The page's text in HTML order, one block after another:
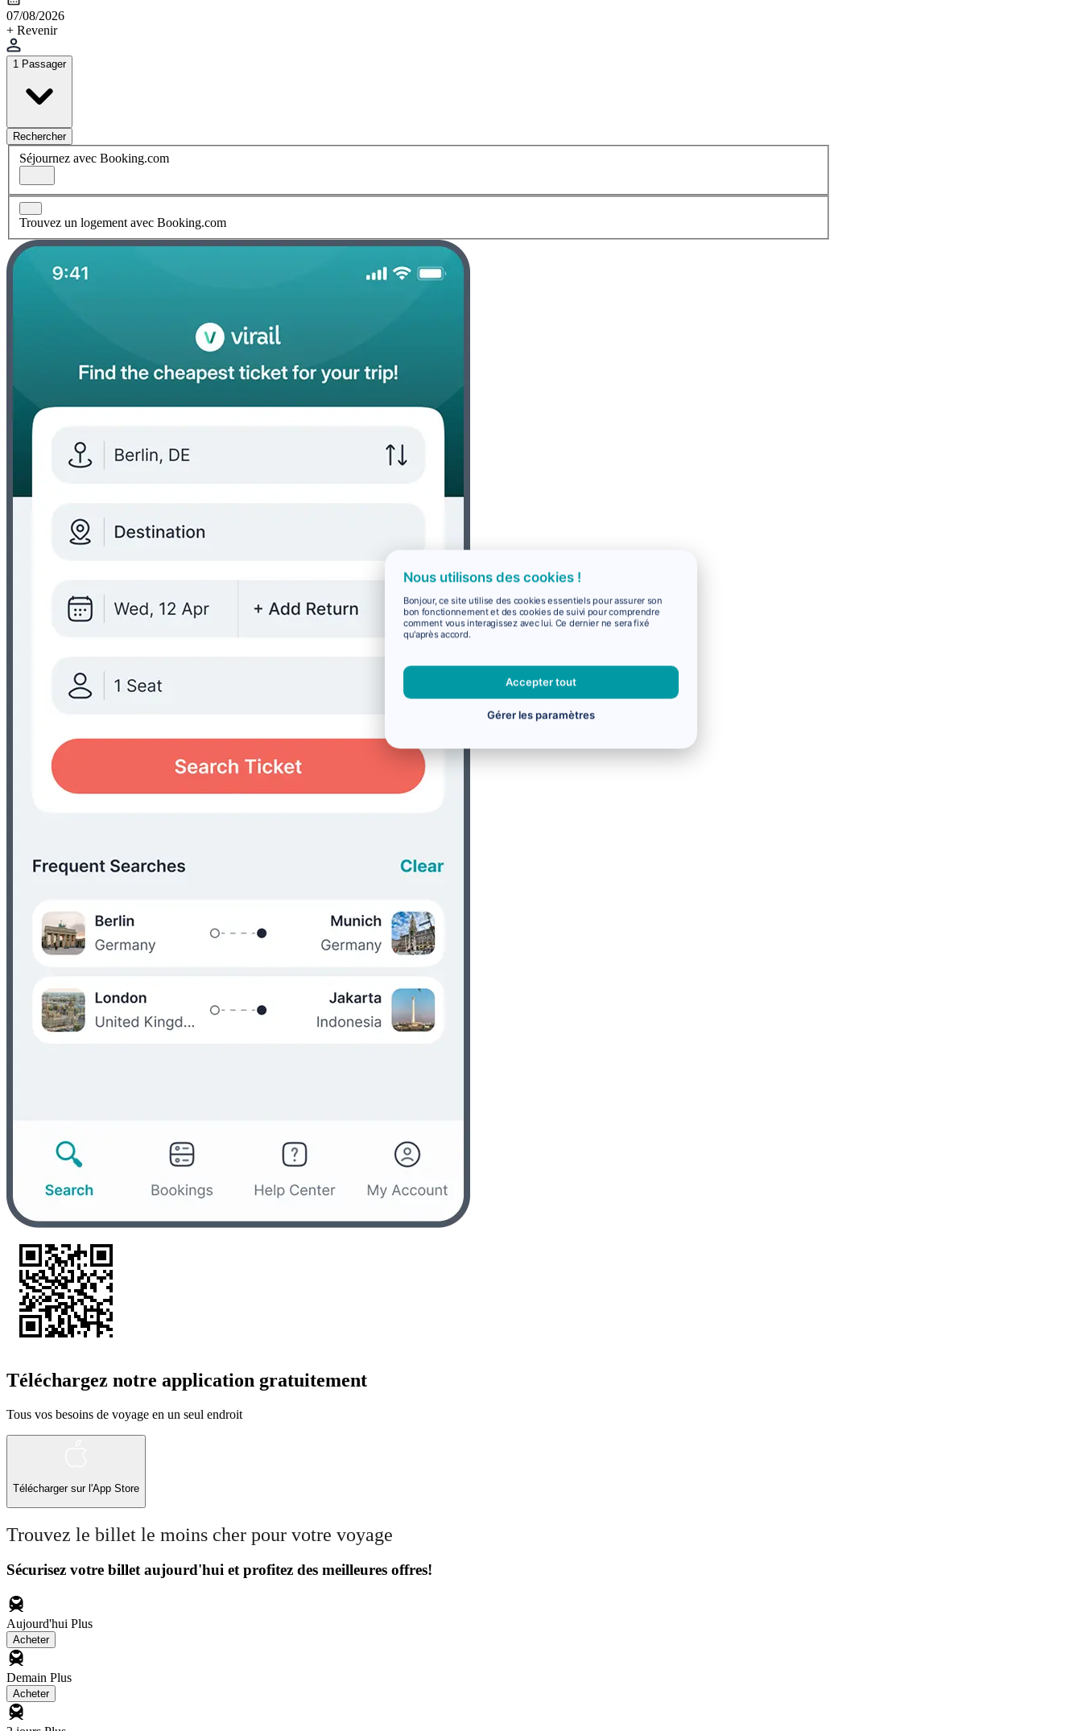
07/08/2026
+ Revenir
1 Passager
Rechercher
Séjournez avec Booking.com
Trouvez un logement avec Booking.com
Téléchargez notre application gratuitement
Tous vos besoins de voyage en un seul endroit
Télécharger sur l'App Store
Trouvez le billet le moins cher pour votre voyage
Sécurisez votre billet aujourd'hui et profitez des meilleures offres!
Aujourd'hui Plus
Acheter
Demain Plus
Acheter
Nous utilisons des cookies !
Bonjour, ce site utilise des cookies essentiels pour assurer son
bon fonctionnement et des cookies de suivi pour comprendre
comment vous interagissez avec lui. Ce dernier ne sera fixé
qu'après accord.
Accepter tout
Gérer les paramètres